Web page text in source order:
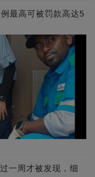
最高可被罚款高达5
一周才被发现，细